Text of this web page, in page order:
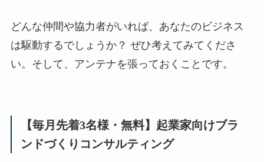
どんな仲間や協力者がいれば、あなたのビジネス
は駆動するでしょうか？ ぜひ考えてみてくださ
い。そして、アンテナを張っておくことです。
【毎月先着3名様・無料】起業家向けブラ
ンドづくりコンサルティング